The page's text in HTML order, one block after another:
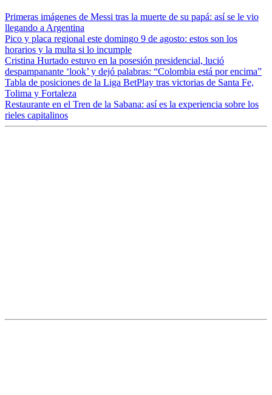
Primeras imágenes de Messi tras la muerte de su papá: así se le vio
llegando a Argentina
Pico y placa regional este domingo 9 de agosto: estos son los
horarios y la multa si lo incumple
Cristina Hurtado estuvo en la posesión presidencial, lució
despampanante ‘look’ y dejó palabras: “Colombia está por encima”
Tabla de posiciones de la Liga BetPlay tras victorias de Santa Fe,
Tolima y Fortaleza
Restaurante en el Tren de la Sabana: así es la experiencia sobre los
rieles capitalinos